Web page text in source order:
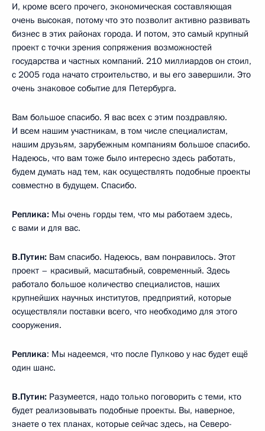
И, кроме всего прочего, экономическая составляющая
очень высокая, потому что это позволит активно развивать
бизнес в этих районах города. И потом, это самый крупный
проект с точки зрения сопряжения возможностей
государства и частных компаний. 210 миллиардов он стоил,
с 2005 года начато строительство, и вы его завершили. Это
очень знаковое событие для Петербурга.
Вам большое спасибо. Я вас всех с этим поздравляю.
И всем нашим участникам, в том числе специалистам,
нашим друзьям, зарубежным компаниям большое спасибо.
Надеюсь, что вам тоже было интересно здесь работать,
будем думать над тем, как осуществлять подобные проекты
совместно в будущем. Спасибо.
Реплика: Мы очень горды тем, что мы работаем здесь,
с вами и для вас.
В.Путин: Вам спасибо. Надеюсь, вам понравилось. Этот
проект – красивый, масштабный, современный. Здесь
работало большое количество специалистов, наших
крупнейших научных институтов, предприятий, которые
осуществляли поставки всего, что необходимо для этого
сооружения.
Реплика: Мы надеемся, что после Пулково у нас будет ещё
один шанс.
В.Путин: Разумеется, надо только поговорить с теми, кто
будет реализовывать подобные проекты. Вы, наверное,
знаете о тех планах, которые сейчас здесь, на Северо-